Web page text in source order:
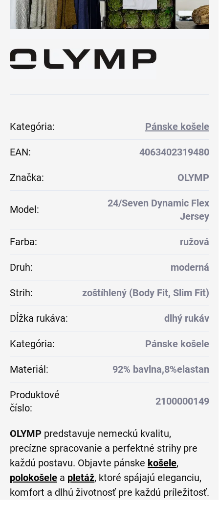
Kategória: Pánske košele
EAN: 4063402319480
Značka: OLYMP
Model:
24/Seven Dynamic Flex
Jersey
Farba: ružová
Druh: moderná
Strih: zoštíhlený (Body Fit, Slim Fit)
Dĺžka rukáva: dlhý rukáv
Kategória: Pánske košele
Materiál: 92% bavlna,8%elastan
Produktové
číslo:
2100000149
OLYMP predstavuje nemeckú kvalitu,
precízne spracovanie a perfektné strihy pre
každú postavu. Objavte pánske košele,
polokošele a pletáž, ktoré spájajú eleganciu,
komfort a dlhú životnosť pre každú príležitosť.